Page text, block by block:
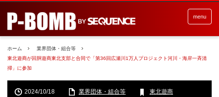
menu
ホーム
業界団体・組合等
東北遊商が回胴遊商東北支部と合同で「第36回広瀬川1万人プロジェクト河川・海岸一斉清
掃」に参加
2024/10/18 業界団体・組合等
東北遊商